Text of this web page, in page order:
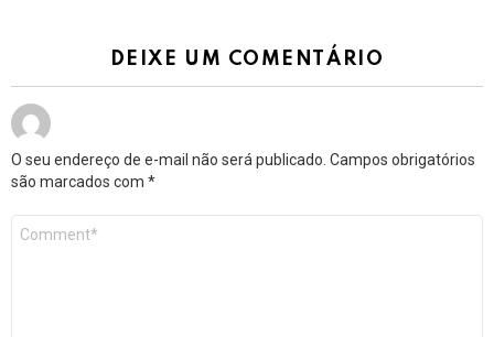
DEIXE UM COMENTÁRIO
O seu endereço de e-mail não será publicado. Campos obrigatórios
são marcados com *